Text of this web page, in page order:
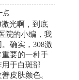
点
光啊，到底
院的小编，我
确实，308激
要的一种手
于白斑部
皮肤颜色。